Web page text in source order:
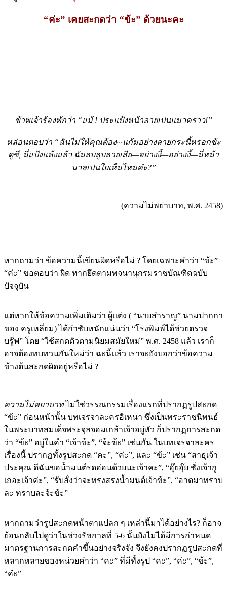
“ค่ะ” เคยสะกดว่า “ข้ะ” ด้วยนะคะ
ข้าพเจ้าร้องทักว่า “แม้ ! ประแป้งหน้าลายเปนแมวคราว!”
หล่อนตอบว่า “ฉันไม่ให้คุณต้อง···แก้มอย่างลายกระนี้หรอกข้ะ
ดูซี, นี่แป้งแห้งแล้ว ฉันลบลูบลายเสีย—อย่างงี้—อย่างงี้—นี่หน้า
นวลเปนใยเห็นไหมค๋ะ?”
(ความไม่พยาบาท, พ.ศ. 2458)
หากถามว่า ข้อความนี้เขียนผิดหรือไม่ ? โดยเฉพาะคำว่า “ข้ะ”
“ค๋ะ” ขอตอบว่า ผิด หากยึดตามพจนานุกรมราชบัณฑิตฉบับ
ปัจจุบัน
แต่หากให้ข้อความเพิ่มเติมว่า ผู้แต่ง ( “นายสำราญ” นามปากกา
ของ ครูเหลี่ยม) ได้กำชับหนักแน่นว่า “โรงพิมพ์ได้ช่วยตรวจ
บรู๊ฟ” โดย “ใช้สกดตัวตามนิยมสมัยใหม่” พ.ศ. 2458 แล้ว เราก็
อาจต้องทบทวนกันใหม่ว่า ฉะนี้แล้ว เราจะยังบอกว่าข้อความ
ข้างต้นสะกดผิดอยู่หรือไม่ ?
ความไม่พยาบาทไม่ใช่วรรณกรรมเรื่องแรกที่ปรากฏรูปสะกด
“ข้ะ” ก่อนหน้านั้น บทเจรจาละครอิเหนา ซึ่งเป็นพระราชนิพนธ์
ในพระบาทสมเด็จพระจุลจอมเกล้าเจ้าอยู่หัว ก็ปรากฏการสะกด
ว่า “ข้ะ” อยู่ในคำ “เจ้าข้ะ”, “จ้ะข้ะ” เช่นกัน ในบทเจรจาละคร
เรื่องนี้ ปรากฏทั้งรูปสะกด “คะ”, “ค่ะ”, และ “ข้ะ” เช่น “สาธุเจ้า
ประคุณ ดีฉันขอน้ำมนต์รดอ่อนด้วยนะเจ้าคะ”, “อุ๊ยอุ๊ย ชั่งเจ้ากู
เถอะเจ้าค่ะ”, “รับสั่งว่าจะทรงสรงน้ำมนต์เจ้าข้ะ”, “อาตมาทราบ
ละ ทราบละจ้ะข้ะ”
หากถามว่ารูปสะกดหน้าตาแปลก ๆ เหล่านี้มาได้อย่างไร? ก็อาจ
ย้อนกลับไปดูว่าในช่วงรัชกาลที่ 5-6 นั้นยังไม่ได้มีการกำหนด
มาตรฐานการสะกดคำขึ้นอย่างจริงจัง จึงยังคงปรากฏรูปสะกดที่
หลากหลายของหน่วยคำว่า “คะ” ที่มีทั้งรูป “คะ”, “ค่ะ”, “ข้ะ”,
“ค๋ะ”